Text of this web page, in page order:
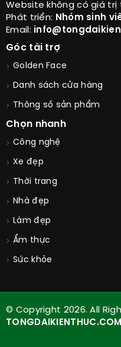
Website không có giá trị
Phát triển: Nhóm sinh
Email:
Góc tài trợ
Golden Face
Danh sách cửa hàng
Thông số sản phẩm
Chọn nhanh
Công nghệ
Xe đẹp
Thời trang
Nhà đẹp
Làm đẹp
Ẩm thực
Sức khỏe
© Copyright 2026. All
TONGDAIKIENTHUC.COM